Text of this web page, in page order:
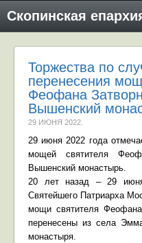
Скопинская
Торжества по
перенесения
Феофана
Вышенский
29 ИЮНЯ 2022
29 июня 2022 года
мощей святителя
Вышенский монастырь.
20 лет назад – 29
Святейшего Патриарха
мощи святителя
перенесены из села
монастыря.